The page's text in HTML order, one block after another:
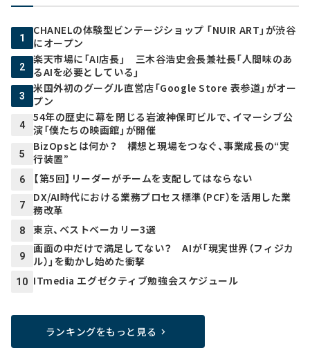
1
CHANELの体験型ビンテージショップ 「NUIR ART」が渋谷
にオープン
2
楽天市場に「AI店長」 三木谷浩史会長兼社長「人間味のあ
るAIを必要としている」
3
米国外初のグーグル直営店「Google Store 表参道」がオー
プン
4
54年の歴史に幕を閉じる岩波神保町ビルで、イマーシブ公
演「僕たちの映画館」が開催
5
BizOpsとは何か？ 構想と現場をつなぐ、事業成長の“実
行装置”
6 【第5回】リーダーがチームを支配してはならない
7
DX/AI時代における業務プロセス標準（PCF）を活用した業
務改革
8 東京、ベストベーカリー3選
9
画面の中だけで満足してない？ AIが「現実世界（フィジカ
ル）」を動かし始めた衝撃
10 ITmedia エグゼクティブ勉強会スケジュール
ランキングをもっと見る